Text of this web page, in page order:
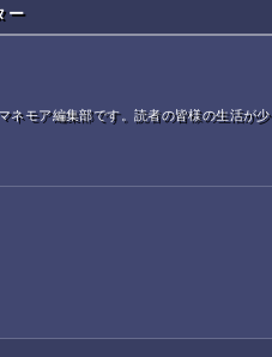
ー
ネモア編集部です。読者の皆様の生活が